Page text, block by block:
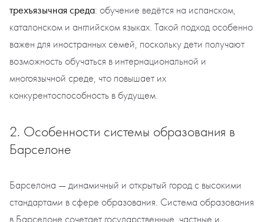
треxъязычная среда: обучение ведётся на испанском,
каталонском и английском языках. Такой подход особенно
важен для иностранных семей, поскольку дети получают
возможность обучаться в интернациональной и
многоязычной среде, что повышает их
конкурентоспособность в будущем.
2. Особенности системы образования в
Барселоне
Барселона — динамичный и открытый город с высокими
стандартами в сфере образования. Система образования
в Барселоне сочетает государственные, частные и